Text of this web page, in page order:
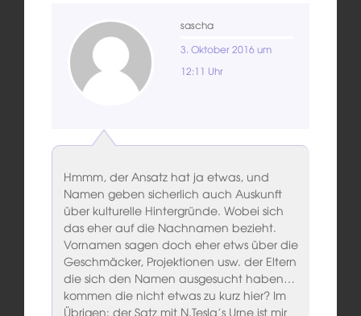
sascha
3. Oktober 2016 um
12:11 Uhr
Hmmm, der Ansatz hat ja etwas, und
Namen geben sicherlich auch Auskunft
über kulturelle Hintergründe. Wobei sich
das eher auf die Nachnamen bezieht.
Vornamen sagen doch eher etws über die
Geschmäcker, Projektionen usw. der Eltern
die sich den Namen ausgesucht haben…
kommen die nicht etwas zu kurz hier? Im
Übrigen: der Satz mit N.Tesla’s Urne ist mir